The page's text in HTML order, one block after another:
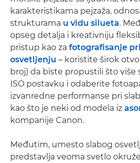
karakteristikama pejzaža,
strukturama u vidu silueta.
opseg detalja i kreativniju
pristup kao za fotografisanje
osvetljenju – koristite širok
broj) da biste propustili što više
ISO postavku i odaberite
izvanredne performanse pri
kao što je neki od modela iz
kompanije Canon.
Međutim, umesto slabog
predstavlja veoma svetlo